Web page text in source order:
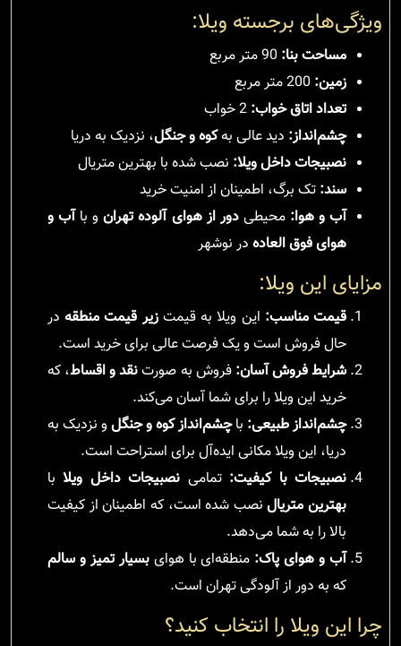
ویژگی‌های برجسته ویلا:
مساحت بنا:
زمین:
تعداد اتاق خواب:
چشم‌انداز: دید عالی بهکوه و جنگل، نزدیک به دریا
نصبیجات داخل ویلا: نصب شده با بهترین متریال
سند: تک برگ، اطمینان از امنیت خرید
آب و هوا: محیطیدور از هوای آلوده تهرانو باآب و
هوای فوق العاده در نوشهر
مزایای این ویلا:
قیمت مناسب: این ویلا به قیمتزیر قیمت منطقهدر
حال فروش است و یک فرصت عالی برای خرید است.
شرایط فروش آسان: فروش به صورتنقد و اقساط، که
خرید این ویلا را برای شما آسان می‌کند.
چشم‌انداز طبیعی: باچشم‌انداز کوه و جنگل و نزدیک به
دریا، این ویلا مکانی ایده‌آل برای استراحت است.
نصبیجات با کیفیت: تمامی نصبیجات داخل ویلابا
بهترین متریالنصب شده است، که اطمینان از کیفیت
بالا را به شما می‌دهد.
آب و هوای پاک: منطقه‌ای با هوایبسیار تمیز و سالم
که به دور از آلودگی تهران است.
چرا این ویلا را انتخاب کنید؟